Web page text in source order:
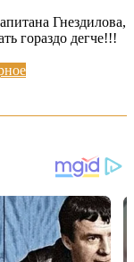
Гнездилова,
гораздо дегче!!!